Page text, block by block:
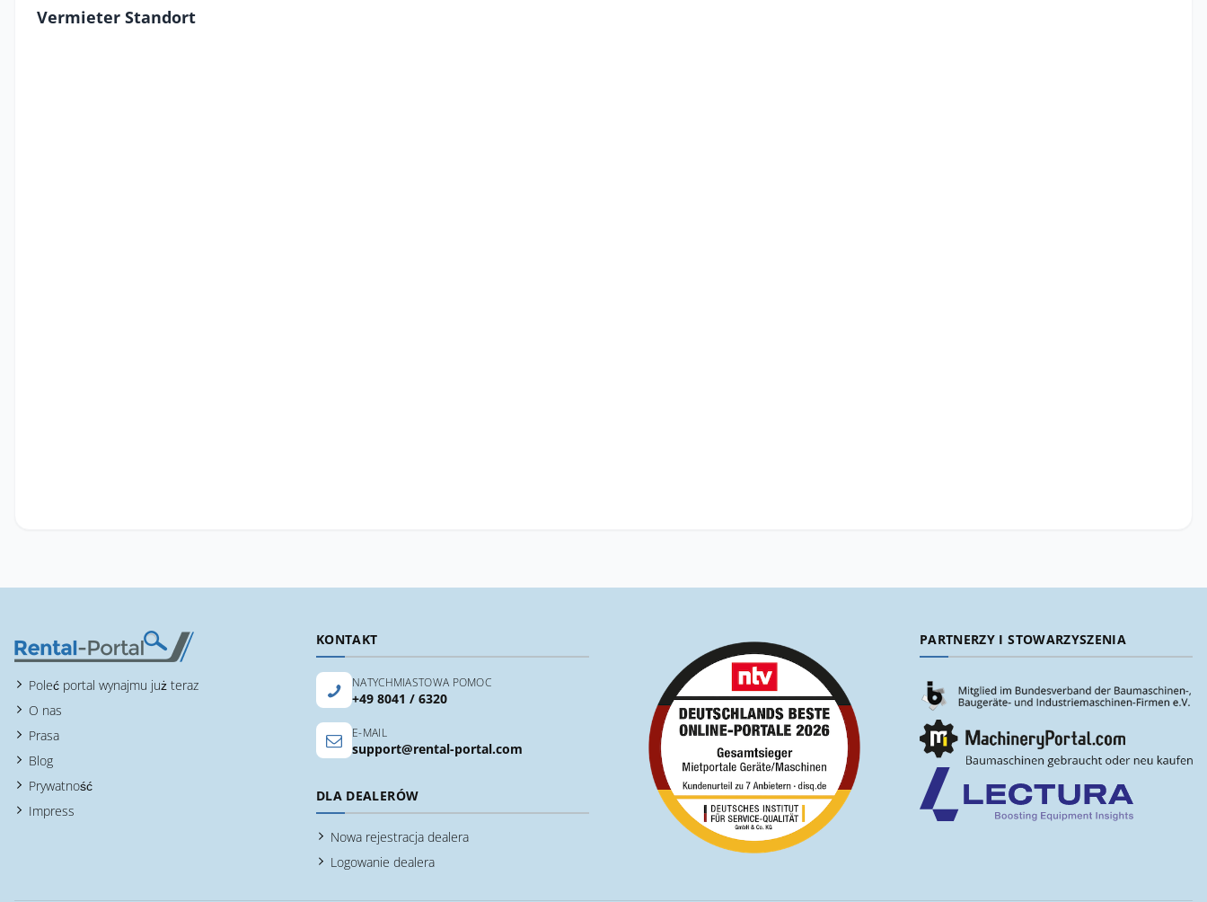
Vermieter Standort
Poleć portal wynajmu już teraz
O nas
Prasa
Blog
Prywatność
Impress
KONTAKT
NATYCHMIASTOWA POMOC
+49 8041 / 6320
E-MAIL
support@rental-portal.com
DLA DEALERÓW
Nowa rejestracja dealera
Logowanie dealera
PARTNERZY I STOWARZYSZENIA